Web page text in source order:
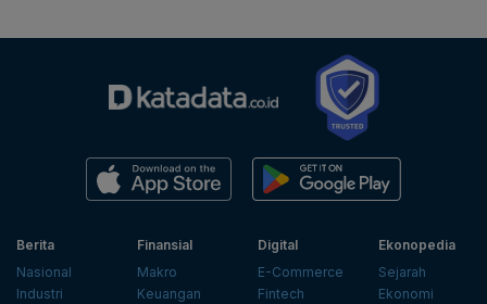
Berita
Nasional
Industri
Finansial
Makro
Keuangan
Digital
E-Commerce
Fintech
Ekonopedia
Sejarah
Ekonomi